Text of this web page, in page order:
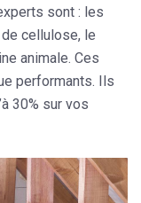
sont : les
cellulose, le
animale. Ces
performants. Ils
30% sur vos